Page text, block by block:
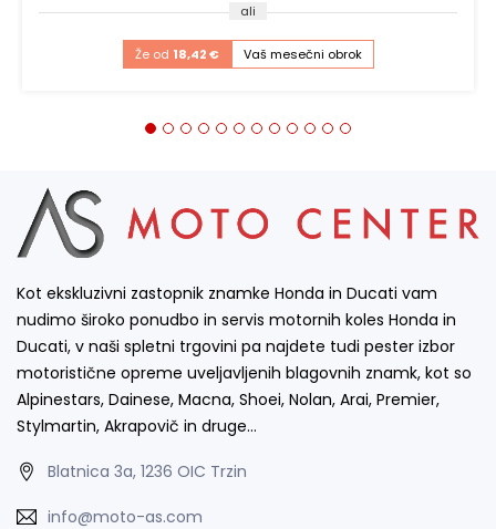
ali
Že od 18,42 € Vaš mesečni obrok
Kot ekskluzivni zastopnik znamke Honda in Ducati vam
nudimo široko ponudbo in servis motornih koles Honda in
Ducati, v naši spletni trgovini pa najdete tudi pester izbor
motoristične opreme uveljavljenih blagovnih znamk, kot so
Alpinestars, Dainese, Macna, Shoei, Nolan, Arai, Premier,
Stylmartin, Akrapovič in druge…
Blatnica 3a, 1236 OIC Trzin
info@moto-as.com